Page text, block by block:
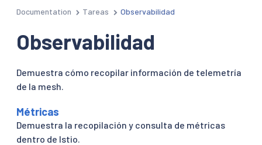
Documentation Tareas Observabilidad
Observabilidad
Demuestra cómo recopilar información de telemetría
de la mesh.
Métricas
Demuestra la recopilación y consulta de métricas
dentro de Istio.